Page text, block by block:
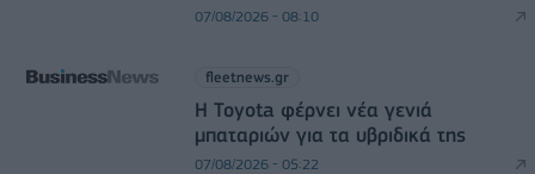
07/08/2026 - 08:10
fleetnews.gr
Η Toyota φέρνει νέα γενιά
μπαταριών για τα υβριδικά της
07/08/2026 - 05:22